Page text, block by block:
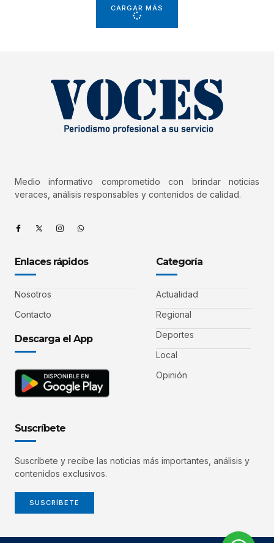
CARGAR MÁS
Medio informativo comprometido con brindar noticias
veraces, análisis responsables y contenidos de calidad.
Enlaces rápidos
Nosotros
Contacto
Descarga el App
Categoría
Actualidad
Regional
Deportes
Local
Opinión
Suscríbete
Suscríbete y recibe las noticias más importantes, análisis y
contenidos exclusivos.
SUSCRÍBETE